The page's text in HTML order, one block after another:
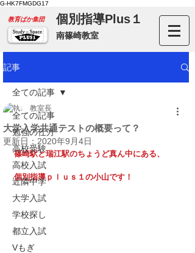
G-HK7FMGDG17
​教育ばか集団 個別指導Plus１
南篠崎教室
記事
全ての記事
勉強の仕方
高校受験
高校入試
近隣中学
大学入試
学校探し
都立入試
Vもぎ
全ての記事
大学入学共通テストの概要って？
教室長
更新日： 2020年9月4日
篠崎駅と瑞江駅のちょうど真ん中にある、
個別指導ｐｌｕｓ１の小山です！